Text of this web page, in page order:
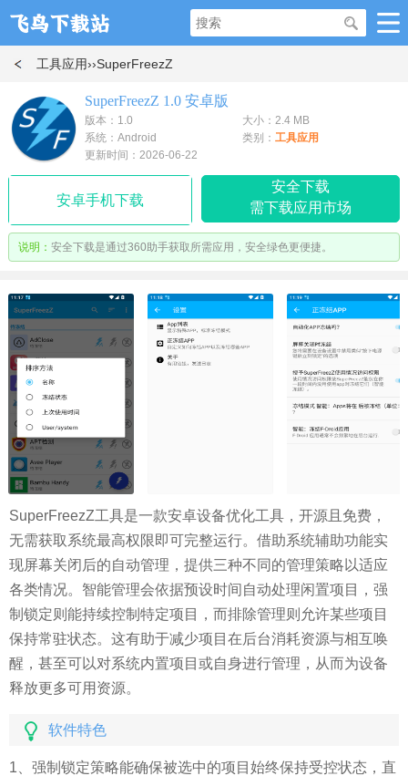
工具应用››SuperFreezZ
SuperFreezZ 1.0 安卓版
版本：1.0
大小：2.4 MB
系统：Android
类别： 工具应用
更新时间：2026-06-22
安卓手机下载
安全下载
需下载应用市场
说明： 安全下载是通过360助手获取所需应用，安全绿色更便捷。
SuperFreezZ工具是一款安卓设备优化工具，开源且免费，
无需获取系统最高权限即可完整运行。借助系统辅助功能实
现屏幕关闭后的自动管理，提供三种不同的管理策略以适应
各类情况。智能管理会依据预设时间自动处理闲置项目，强
制锁定则能持续控制特定项目，而排除管理则允许某些项目
保持常驻状态。这有助于减少项目在后台消耗资源与相互唤
醒，甚至可以对系统内置项目或自身进行管理，从而为设备
释放更多可用资源。
软件特色
1、强制锁定策略能确保被选中的项目始终保持受控状态，直